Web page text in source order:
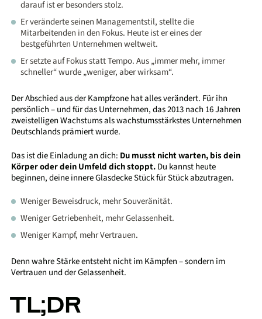
darauf ist er besonders stolz.
Er veränderte seinen Managementstil, stellte die
Mitarbeitenden in den Fokus. Heute ist er eines der
bestgeführten Unternehmen weltweit.
Er setzte auf Fokus statt Tempo. Aus „immer mehr, immer
schneller“ wurde „weniger, aber wirksam“.
Der Abschied aus der Kampfzone hat alles verändert. Für ihn
persönlich – und für das Unternehmen, das 2013 nach 16 Jahren
zweistelligen Wachstums als wachstumsstärkstes Unternehmen
Deutschlands prämiert wurde.
Das ist die Einladung an dich: Du musst nicht warten, bis dein
Körper oder dein Umfeld dich stoppt.Du kannst heute
beginnen, deine innere Glasdecke Stück für Stück abzutragen.
Weniger Beweisdruck, mehr Souveränität.
Weniger Getriebenheit, mehr Gelassenheit.
Weniger Kampf, mehr Vertrauen.
Denn wahre Stärke entsteht nicht im Kämpfen – sondern im
Vertrauen und der Gelassenheit.
TL;DR